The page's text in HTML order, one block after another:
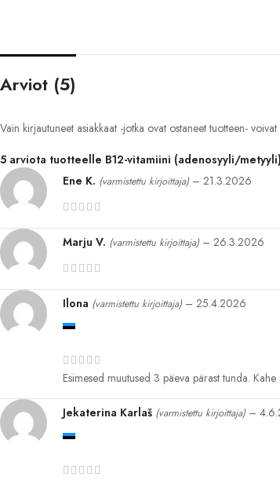
Arviot (5)
5 arviota tuotteelle B12-vitamiini (adenosyyli/
Ene K. (varmistettu kirjoittaja) – 21.3.2026
Marju V. (varmistettu kirjoittaja) – 26.3.2026
Ilona (varmistettu kirjoittaja) – 25.4.2026
Esimesed muutused 3 päeva pärast tunda.
Jekaterina Karlaš (varmistettu kirjoittaja) –
Vain kirjautuneet asiakkaat -jotka ovat ostaneet tuotteen-